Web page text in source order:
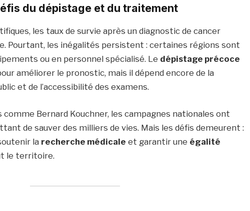
du dépistage et du traitement
les taux de survie après un diagnostic de cancer
Pourtant, les inégalités persistent : certaines régions sont
ou en personnel spécialisé. Le dépistage précoce
améliorer le pronostic, mais il dépend encore de la
et de l’accessibilité des examens.
comme Bernard Kouchner, les campagnes nationales ont
de sauver des milliers de vies. Mais les défis demeurent :
la recherche médicale et garantir une égalité
le territoire.